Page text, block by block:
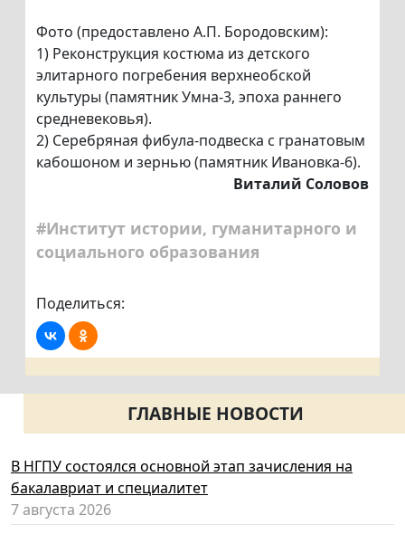
Фото (предоставлено А.П. Бородовским):
1) Реконструкция костюма из детского
элитарного погребения верхнеобской
культуры (памятник Умна-3, эпоха раннего
средневековья).
2) Серебряная фибула-подвеска с гранатовым
кабошоном и зернью (памятник Ивановка-6).
Виталий Соловов
#Институт истории, гуманитарного и
социального образования
Поделиться:
ГЛАВНЫЕ НОВОСТИ
В НГПУ состоялся основной этап зачисления на
бакалавриат и специалитет
7 августа 2026